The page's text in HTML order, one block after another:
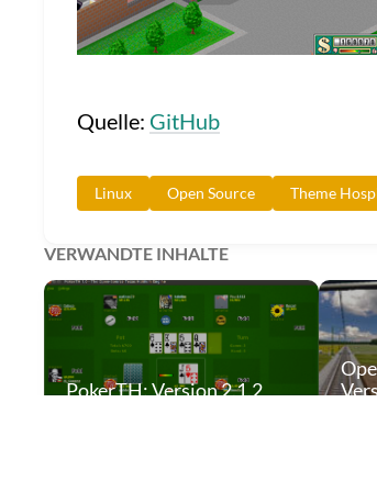
Quelle: GitHub
Linux Open Source Theme
VERWANDTE INHALTE
PokerTH: Version 2.1.2